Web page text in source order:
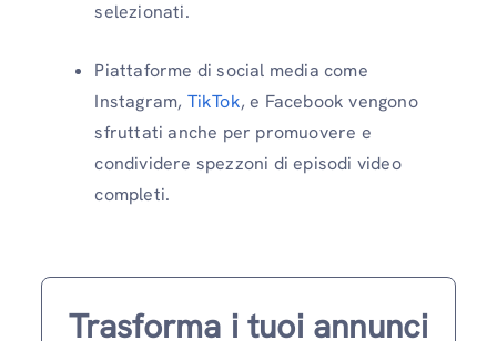
selezionati.
Piattaforme di social media come
Instagram, TikTok, e Facebook vengono
sfruttati anche per promuovere e
condividere spezzoni di episodi video
completi.
Trasforma i tuoi annunci